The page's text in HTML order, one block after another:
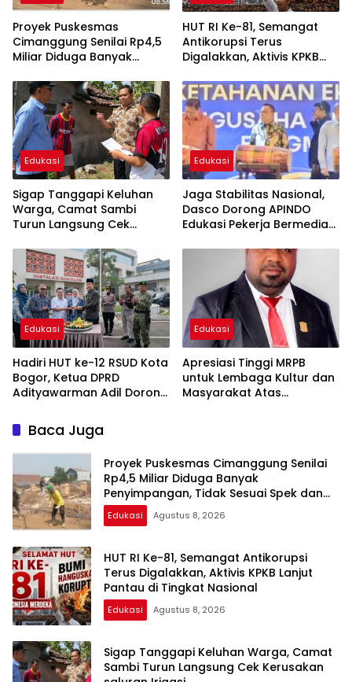
Proyek Puskesmas
Cimanggung Senilai Rp4,5
Miliar Diduga Banyak
Sesuai Spek dan Pekerja
Abaikan K3
HUT RI Ke-81, Semangat
Antikorupsi Terus
Digalakkan, Aktivis KPKB
Nasional
Edukasi
Sigap Tanggapi Keluhan
Warga, Camat Sambi
Turun Langsung Cek
Edukasi
Jaga Stabilitas Nasional,
Dasco Dorong APINDO
Edukasi Pekerja Bermedia
Edukasi
Hadiri HUT ke-12 RSUD Kota
Bogor, Ketua DPRD
Adityawarman Adil Dorong
Pelayanan Kesehatan
Edukasi
Apresiasi Tinggi MRPB
untuk Lembaga Kultur dan
Masyarakat Atas
Baca Juga
Proyek Puskesmas Cimanggung Senilai
Rp4,5 Miliar Diduga Banyak
Penyimpangan, Tidak Sesuai Spek dan
Pekerja Abaikan K3
Edukasi Agustus 8, 2026
HUT RI Ke-81, Semangat Antikorupsi
Terus Digalakkan, Aktivis KPKB Lanjut
Pantau di Tingkat Nasional
Edukasi Agustus 8, 2026
Sigap Tanggapi Keluhan Warga, Camat
Sambi Turun Langsung Cek Kerusakan